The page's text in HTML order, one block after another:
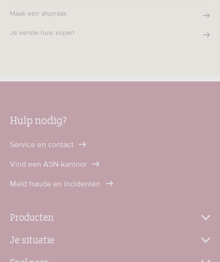
Maak een afspraak
Je eerste huis kopen
Hulp nodig?
Service en contact
Vind een ASN-kantoor
Meld fraude en incidenten
Producten
Je situatie